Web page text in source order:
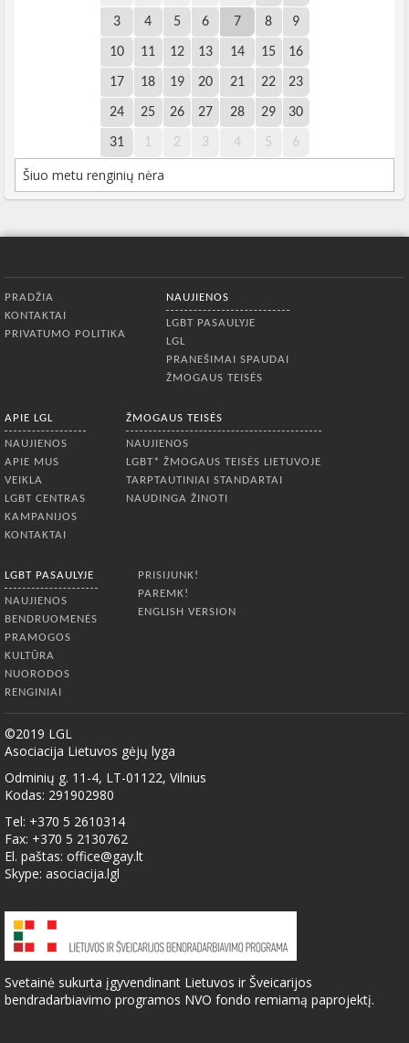
3 4 5 6 7 8 9
10 11 12 13 14 15 16
17 18 19 20 21 22 23
24 25 26 27 28 29 30
31 1 2 3 4 5 6
Šiuo metu renginių nėra
PRADŽIA
KONTAKTAI
PRIVATUMO POLITIKA
NAUJIENOS
LGBT PASAULYJE
LGL
PRANEŠIMAI SPAUDAI
ŽMOGAUS TEISĖS
APIE LGL
NAUJIENOS
APIE MUS
VEIKLA
LGBT CENTRAS
KAMPANIJOS
KONTAKTAI
ŽMOGAUS TEISĖS
NAUJIENOS
LGBT* ŽMOGAUS TEISĖS LIETUVOJE
TARPTAUTINIAI STANDARTAI
NAUDINGA ŽINOTI
LGBT PASAULYJE
NAUJIENOS
BENDRUOMENĖS
PRAMOGOS
KULTŪRA
NUORODOS
RENGINIAI
PRISIJUNK!
PAREMK!
ENGLISH VERSION
©2019 LGL
Asociacija Lietuvos gėjų lyga
Odminių g. 11-4, LT-01122, Vilnius
Kodas: 291902980
Tel: +370 5 2610314
Fax: +370 5 2130762
El. paštas: office@gay.lt
Skype: asociacija.lgl
Svetainė sukurta įgyvendinant Lietuvos ir Šveicarijos
bendradarbiavimo programos NVO fondo remiamą paprojektį.